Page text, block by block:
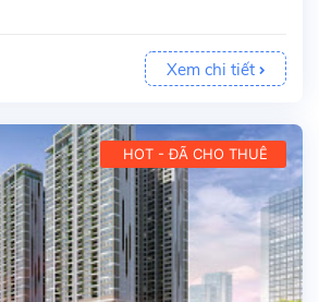
Xem chi tiết
HOT - ĐÃ CHO THUÊ